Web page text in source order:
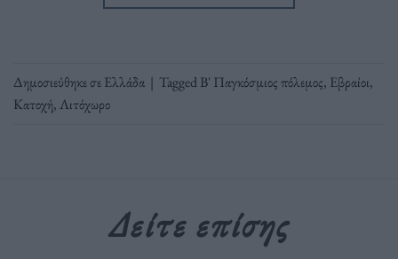
Δημοσιεύθηκε σεΕλλάδα | TaggedΒ' Παγκόσμιος πόλεμος, Εβραίοι,
Κατοχή,Λιτόχωρο
Δείτε επίσης